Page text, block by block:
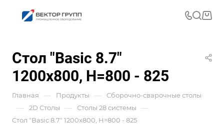
Стол "Basic 8.7"
1200x800, Н=800 - 825
Главная — Продукты — Сборочно-сварочные столы
— 2D Столы — Столы 28 системы —
Стол "Basic 8.7" 1200x800, Н=800 - 825